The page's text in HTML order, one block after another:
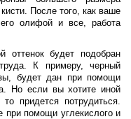
После того, как ваше
олифой и все, работа
оттенок будет подобран
К примеру, черный
будет дан при помощи
Но если вы хотите иной
придется потрудиться.
при помощи углекислого и